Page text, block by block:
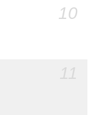
10